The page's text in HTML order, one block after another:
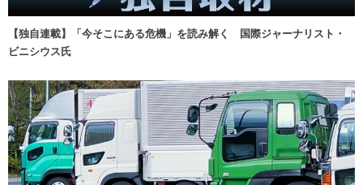
【独自連載】「今そこにある危機」を読み解く 国際ジャーナリスト・
ビニシウス氏